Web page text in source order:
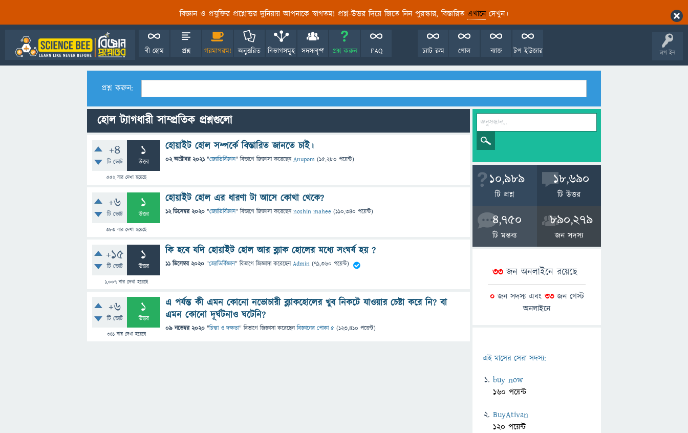
বিজ্ঞান ও প্রযুক্তির প্রশ্নোত্তর দুনিয়ায় আপনাকে স্বাগতম! প্রশ্ন-উত্তর দিয়ে জিতে নিন পুরস্কার, বিস্তারিত এখানেদেখুন।
লগ ইন
বী হোম প্রশ্ন গরমাগরম! অনুত্তরিত বিভাগসমূহ সদস্যবৃন্দ প্রশ্ন করুন FAQ টপ ইউজার
ব্যাজ
পোল
চ্যাট রুম
প্রশ্ন করুন:
হোল ট্যাগধারী সাম্প্রতিক প্রশ্নগুলো
+4
টি ভোট
1
উত্তর
552বার দেখা হয়েছে
হোয়াইট হোল সম্পর্কে বিস্তারিত জানতে চাই।
02 অক্টোবর 2021 "জ্যোতির্বিজ্ঞান" বিভাগে জিজ্ঞাসাকরেছেনAnupom (15,280 পয়েন্ট)
+6
টি ভোট
1
উত্তর
383 বার দেখা হয়েছে
হোয়াইট হোল এর ধারণা টা আসে কোথা থেকে?
12 ডিসেম্বর 2020 "জ্যোতির্বিজ্ঞান" বিভাগে জিজ্ঞাসাকরেছেনnoshin mahee (110,340 পয়েন্ট)
+15
টি ভোট
1
উত্তর
1,007বার দেখা হয়েছে
কি হবে যদি হোয়াইট হোল আর ব্ল্যাক হোলের মধ্যে সংঘর্ষ হয় ?
11 ডিসেম্বর 2020 "জ্যোতির্বিজ্ঞান" বিভাগে জিজ্ঞাসাকরেছেনAdmin (71,360 পয়েন্ট)
+6
টি ভোট
1
উত্তর
341বার দেখা হয়েছে
এ পর্যন্ত কী এমন কোনো নভোচারী ব্ল্যাকহোলের খুব নিকটে যাওয়ার চেষ্টা করে নি? বা
এমন কোনো দূর্ঘটনাও ঘটেনি?
09 নভেম্বর 2020 "চিন্তা ও দক্ষতা" বিভাগে জিজ্ঞাসাকরেছেনবিজ্ঞানের পোকা ৫ (123,410 পয়েন্ট)
10,989
টি প্রশ্ন
18,690
টি উত্তর
4,750
টি মন্তব্য
890,279
জন সদস্য
33জন অনলাইনে রয়েছে
0জন সদস্য এবং 33জন গেস্ট
অনলাইনে
এই মাসের সেরা সদস্য:
buy now
160 পয়েন্ট
BuyAtivan
120 পয়েন্ট